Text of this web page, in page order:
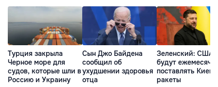
Турция закрыла
Черное море для
судов, которые шли в
Россию и Украину
Сын Джо Байдена
сообщил об
ухудшении здоровья
отца
Зеленский: США
будут
поставлять Киеву
ракеты